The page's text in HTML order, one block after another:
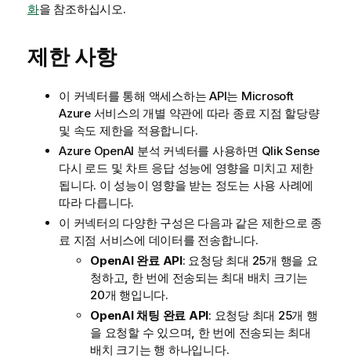
화을 참조하십시오.
제한 사항
이 커넥터를 통해 액세스하는 API는 Microsoft
Azure 서비스의 개별 약관에 따라 종료 지점 할당량
및 속도 제한을 적용합니다.
Azure OpenAI 분석 커넥터를 사용하면 Qlik Sense
다시 로드 및 차트 응답 성능에 영향을 미치고 제한
됩니다. 이 성능이 영향을 받는 정도는 사용 사례에
따라 다릅니다.
이 커넥터의 다양한 구성은 다음과 같은 제한으로 종
료 지점 서비스에 데이터를 전송합니다.
OpenAI 완료 API: 요청당 최대 25개 행을 요
청하고, 한 번에 전송되는 최대 배치 크기는
20개 행입니다.
OpenAI 채팅 완료 API: 요청당 최대 25개 행
을 요청할 수 있으며, 한 번에 전송되는 최대
배치 크기는 행 하나입니다.